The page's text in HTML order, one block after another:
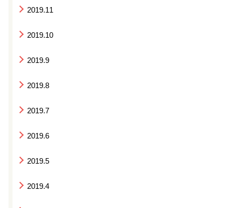
2019.11
2019.10
2019.9
2019.8
2019.7
2019.6
2019.5
2019.4